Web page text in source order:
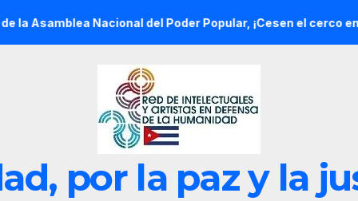
Nacional del Poder Popular, ¡Cesen el cerco energético y
por la paz y la